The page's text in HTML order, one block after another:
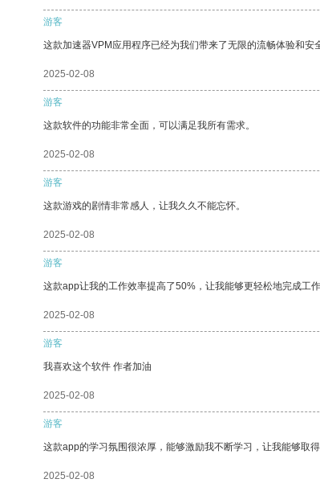
游客
这款加速器VPM应用程序已经为我们带来了无限的流畅体验和安
2025-02-08
游客
这款软件的功能非常全面，可以满足我所有需求。
2025-02-08
游客
这款游戏的剧情非常感人，让我久久不能忘怀。
2025-02-08
游客
这款app让我的工作效率提高了50%，让我能够更轻松地完成工
2025-02-08
游客
我喜欢这个软件 作者加油
2025-02-08
游客
这款app的学习氛围很浓厚，能够激励我不断学习，让我能够取得
2025-02-08